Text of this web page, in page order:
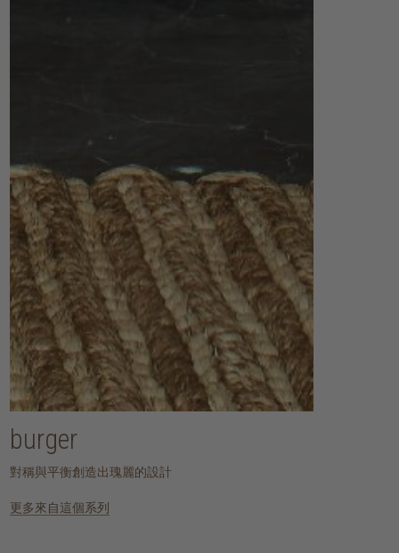
burger
對稱與平衡創造出瑰麗的設計
更多來自這個系列